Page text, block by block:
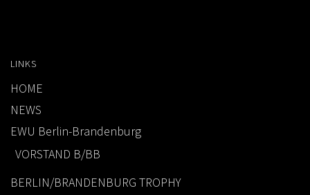
LINKS
HOME
NEWS
EWU Berlin-Brandenburg
VORSTAND B/BB
BERLIN/BRANDENBURG TROPHY